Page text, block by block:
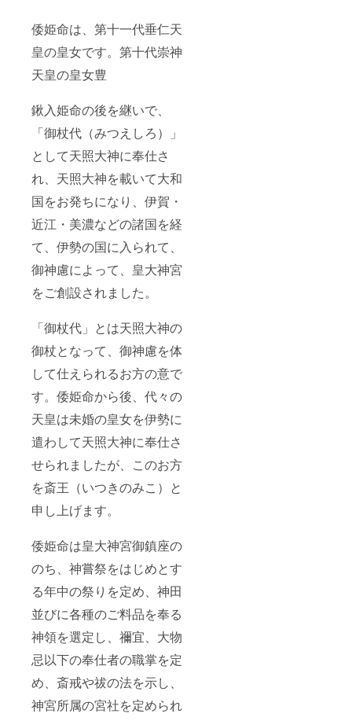
倭姫命は、第十一代垂仁天
皇の皇女です。第十代崇神
天皇の皇女豊
鍬入姫命の後を継いで、
「御杖代（みつえしろ）」
として天照大神に奉仕さ
れ、天照大神を載いて大和
国をお発ちになり、伊賀・
近江・美濃などの諸国を経
て、伊勢の国に入られて、
御神慮によって、皇大神宮
をご創設されました。
「御杖代」とは天照大神の
御杖となって、御神慮を体
して仕えられるお方の意で
す。倭姫命から後、代々の
天皇は未婚の皇女を伊勢に
遣わして天照大神に奉仕さ
せられましたが、このお方
を斎王（いつきのみこ）と
申し上げます。
倭姫命は皇大神宮御鎮座の
のち、神嘗祭をはじめとす
る年中の祭りを定め、神田
並びに各種のご料品を奉る
神領を選定し、禰宜、大物
忌以下の奉仕者の職掌を定
め、斎戒や祓の法を示し、
神宮所属の宮社を定められ